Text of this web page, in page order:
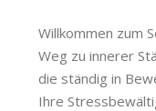
Willkommen zum
Weg zu innerer
die ständig in
Ihre